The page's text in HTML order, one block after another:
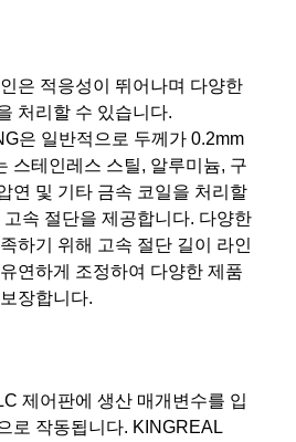
은 적응성이 뛰어나며 다양한
처리할 수 있습니다.
은 일반적으로 두께가 0.2mm
스테인레스 스틸, 알루미늄, 구
연 및 기타 금속 코일을 처리할
속 절단을 제공합니다. 다양한
하기 위해 고속 절단 길이 라인
연하게 조정하여 다양한 제품
장합니다.
제어판에 생산 매개변수를 입
로 작동됩니다. KINGREAL